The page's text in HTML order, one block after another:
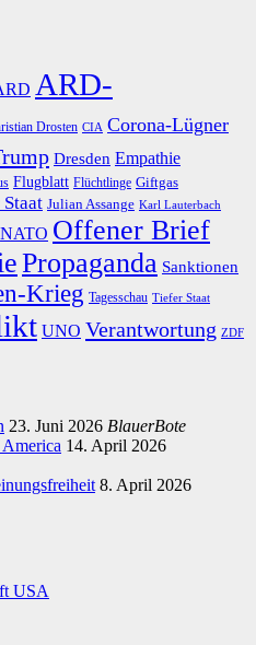
ARD-
Drosten CIA Corona-Lügner
Dresden Empathie
Flugblatt Flüchtlinge Giftgas
Julian Assange Karl Lauterbach
NATO Offener Brief
Propaganda Sanktionen
Krieg Tagesschau Tiefer Staat
UNO Verantwortung ZDF
23. Juni 2026 BlauerBote
14. April 2026
8. April 2026
USA